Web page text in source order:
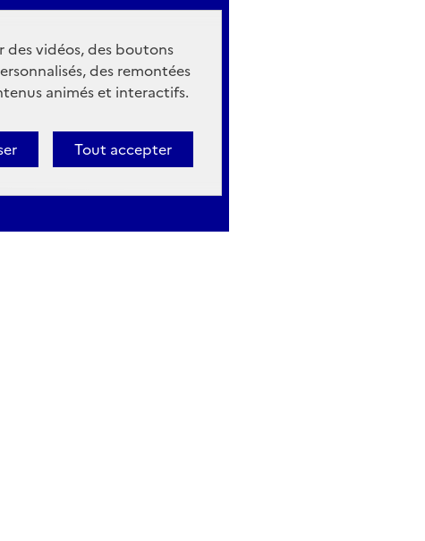
des vidéos, des boutons
des remontées
animés et interactifs.
Tout accepter